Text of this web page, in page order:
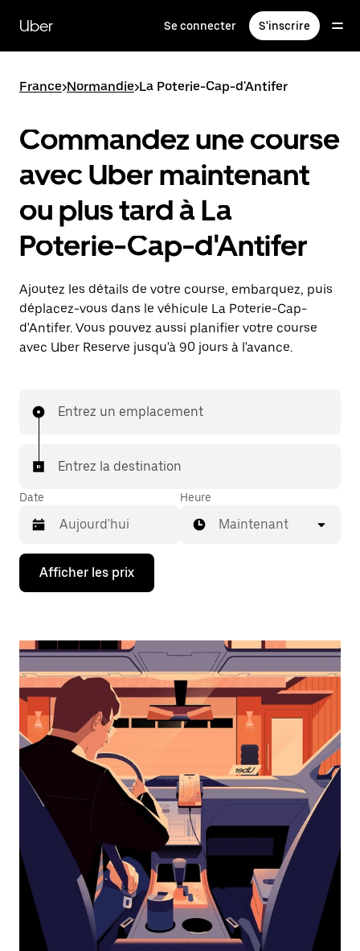
contenu
principal
Uber Se connecter S'inscrire
France>Normandie>La Poterie-Cap-d'Antifer
Commandez une course
avec Uber maintenant
ou plus tard à La
Poterie-Cap-d'Antifer
Ajoutez les détails de votre course, embarquez, puis
déplacez-vous dans le véhicule La Poterie-Cap-
d'Antifer. Vous pouvez aussi planifier votre course
avec Uber Reserve jusqu'à 90 jours à l'avance.
Entrez un emplacement
Entrez la destination
Date
Appuyez
la
bas
interagir
avec
calendrier
et
sélectionner
une
date.
Appuyez
d'échappement
pour
fermer
calendrier.
Heure
Maintenant
Afficher les prix